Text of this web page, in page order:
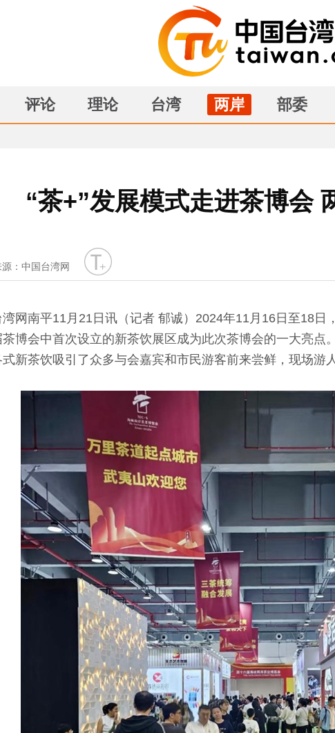
评论 理论 台湾 两岸 部委
“茶+”发展模式走进茶博会
源：中国台湾网
字号
南平11月21日讯（记者 郁诚）2024年11月16日至18日
茶博会中首次设立的新茶饮展区成为此次茶博会的一大亮
新茶饮吸引了众多与会嘉宾和市民游客前来尝鲜，现场游